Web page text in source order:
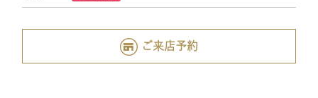
ご来店予約